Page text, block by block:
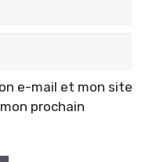
e-mail et mon site
prochain